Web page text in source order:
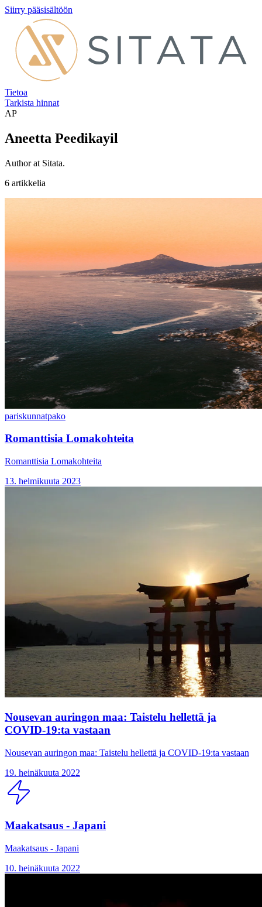
Siirry pääsisältöön
Tietoa
Tarkista hinnat
AP
Aneetta Peedikayil
Author at Sitata.
6 artikkelia
pariskunnatpako
Romanttisia Lomakohteita
Romanttisia Lomakohteita
13. helmikuuta 2023
Nousevan auringon maa: Taistelu hellettä ja
COVID-19:ta vastaan
Nousevan auringon maa: Taistelu hellettä ja COVID-19:ta vastaan
19. heinäkuuta 2022
Maakatsaus - Japani
Maakatsaus - Japani
10. heinäkuuta 2022